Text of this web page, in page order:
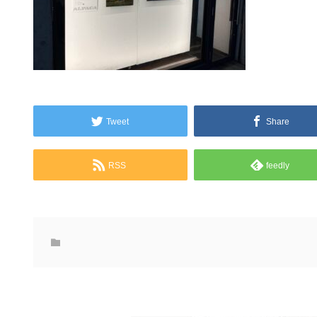
Tweet Share
RSS feedly